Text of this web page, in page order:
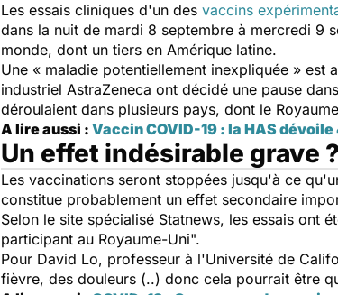
Les essais cliniques d'un des vaccins
dans la nuit de mardi 8 septembre à mercredi 9
monde, dont un tiers en Amérique latine.
Une « maladie potentiellement inexpliquée » est
industriel AstraZeneca ont décidé une pause
déroulaient dans plusieurs pays, dont le
A lire aussi : Vaccin COVID-19 : la HAS
Un effet indésirable grave ?
Les vaccinations seront stoppées jusqu'à ce
constitue probablement un effet secondaire
Selon le site spécialisé Statnews, les essais ont
participant au Royaume-Uni".
Pour David Lo, professeur à l'Université de
fièvre, des douleurs (..) donc cela pourrait être